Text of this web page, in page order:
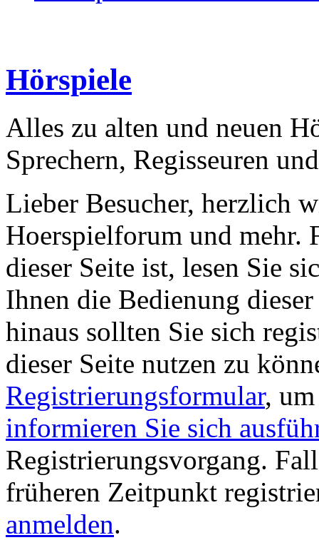
Hörspiele
Alles zu alten und neuen
Sprechern, Regisseuren
Lieber Besucher, herzlich
Hoerspielforum und mehr.
dieser Seite ist, lesen Sie
Ihnen die Bedienung
hinaus sollten Sie sich
dieser Seite nutzen zu
Registrierungsformular,
informieren Sie sich
Registrierungsvorgang.
früheren Zeitpunkt
anmelden.